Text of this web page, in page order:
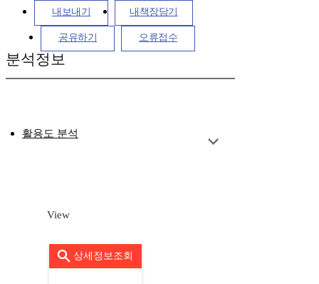
내보내기 내책장담기
공유하기 오류접수
분석정보
활용도 분석
View
상세정보조회